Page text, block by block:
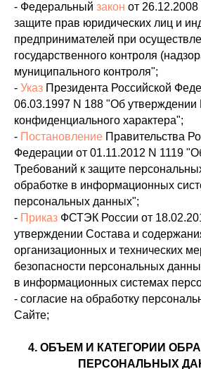
- Федеральный закон от
защите прав юридических лиц и
предпринимателей при
государственного контроля
муниципального контроля";
- Указ Президента Российской
06.03.1997 N 188 "Об утверждении
конфиденциального характера";
- Постановление Правительства
Федерации от 01.11.2012 N 1119
Требований к защите
обработке в информационных
персональных данных";
- Приказ ФСТЭК России от
утверждении Состава и
организационных и технических
безопасности персональных
в информационных системах
- согласие на обработку
Сайте;
4. ОБЪЕМ И КАТЕГОРИИ
ПЕРСОНАЛЬНЫХ